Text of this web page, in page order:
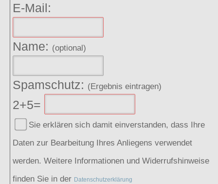
E-Mail:
Name: (optional)
Spamschutz: (Ergebnis eintragen)
2+5=
Sie erklären sich damit einverstanden, dass Ihre
Daten zur Bearbeitung Ihres Anliegens verwendet
werden. Weitere Informationen und Widerrufshinweise
finden Sie in der Datenschutzerklärung